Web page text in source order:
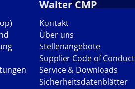
Walter CMP
Kontakt
Über uns
Stellenangebote
Supplier Code of Conduct
Service & Downloads
Sicherheitsdatenblätter